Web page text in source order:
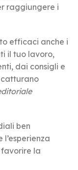
raggiungere i
efficaci anche i
il tuo lavoro,
dai consigli e
ben
favorire la